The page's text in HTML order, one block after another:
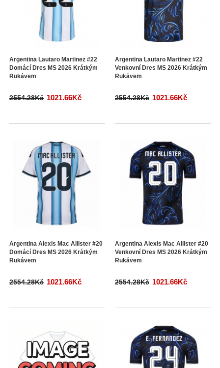
Argentina Lautaro Martinez #22
Domácí Dres MS 2026 Krátkým
Rukávem
2554.28Kč 1021.66Kč
Argentina Lautaro Martinez #22
Venkovní Dres MS 2026 Krátkým
Rukávem
2554.28Kč 1021.66Kč
Argentina Alexis Mac Allister #20
Domácí Dres MS 2026 Krátkým
Rukávem
2554.28Kč 1021.66Kč
Argentina Alexis Mac Allister #20
Venkovní Dres MS 2026 Krátkým
Rukávem
2554.28Kč 1021.66Kč